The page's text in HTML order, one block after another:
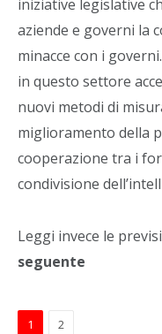
iniziative legislative
aziende e governi la
minacce con i
in questo settore
nuovi metodi di
miglioramento della
cooperazione tra i
condivisione
Leggi invece le
seguente
1 2